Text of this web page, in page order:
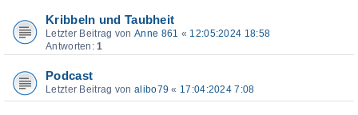
Kribbeln und Taubheit
Letzter Beitrag von Anne 861 « 12:05:2024 18:58
Antworten:1
Podcast
Letzter Beitrag von alibo79 « 17:04:2024 7:08